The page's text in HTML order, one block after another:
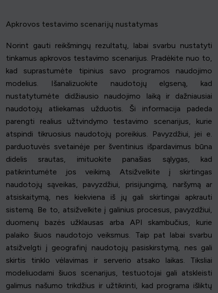
Apkrovos testavimo scenarijų nustatymas
Norint gauti reikšmingų rezultatų, labai svarbu nustatyti
tinkamus apkrovos testavimo scenarijus. Pradėkite nuo to,
kad suprastumėte tipinius savo programos naudojimo
modelius. Išanalizuokite naudotojų elgseną, kad
nustatytumėte didžiausio naudojimo laiką ir dažniausiai
naudotojų atliekamas užduotis. Ši informacija padeda
parengti realius užtvindymo testavimo scenarijus, kurie
atspindi tikruosius naudotojų poreikius. Pavyzdžiui, jei e.
parduotuvės svetainėje per šventinius išpardavimus būna
didelis srautas, imituokite panašias sąlygas, kad
patikrintumėte jos veikimą. Atsižvelkite į skirtingas
naudotojų sąveikas, pavyzdžiui, prisijungimą, naršymą ar
atsiskaitymą, nes kiekviena iš jų gali skirtingai apkrauti
sistemą. Be to, atsižvelkite į galinius procesus, pavyzdžiui,
duomenų bazės užklausas arba API skambučius, kurie
palaiko šiuos naudotojo veiksmus. Taip pat labai svarbu
atsižvelgti į geografinį naudotojų pasiskirstymą, nes gali
skirtis tinklo vėlavimas ir serverio atsako laikas. Tiksliai
modeliuodami šiuos scenarijus, testuotojai gali atskleisti
galimus našumo trikdžius ir užtikrinti, kad programa išliktų